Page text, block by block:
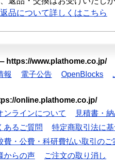
返品について詳しくはこちら
https://www.plathome.co.jp/
報 電子公告 OpenBlocks
online.plathome.co.jp/
ンラインについて
見積書・
あるご質問
特定商取引法に
費・公費・科研費払い取引のご
からの声 ご注文の取り消し